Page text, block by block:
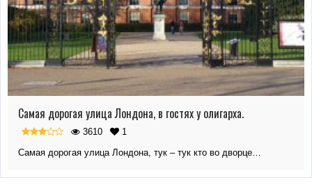
Самая дорогая улица Лондона, в гостях у олигарха.
3610
1
Самая дорогая улица Лондона, тук – тук кто во дворце…